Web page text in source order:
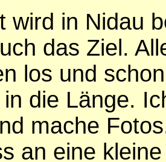
wird in Nidau
das Ziel.
los und
die Länge.
mache
an eine